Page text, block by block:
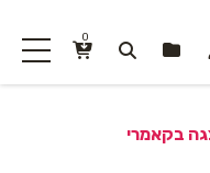
0
בקאמרי